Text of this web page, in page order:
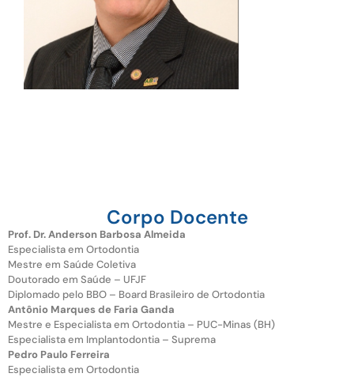
Corpo Docente
Prof. Dr. Anderson Barbosa Almeida
Especialista em Ortodontia
Mestre em Saúde Coletiva
Doutorado em Saúde – UFJF
Diplomado pelo BBO – Board Brasileiro de Ortodontia
Antônio Marques de Faria Ganda
Mestre e Especialista em Ortodontia – PUC-Minas (BH)
Especialista em Implantodontia – Suprema
Pedro Paulo Ferreira
Especialista em Ortodontia